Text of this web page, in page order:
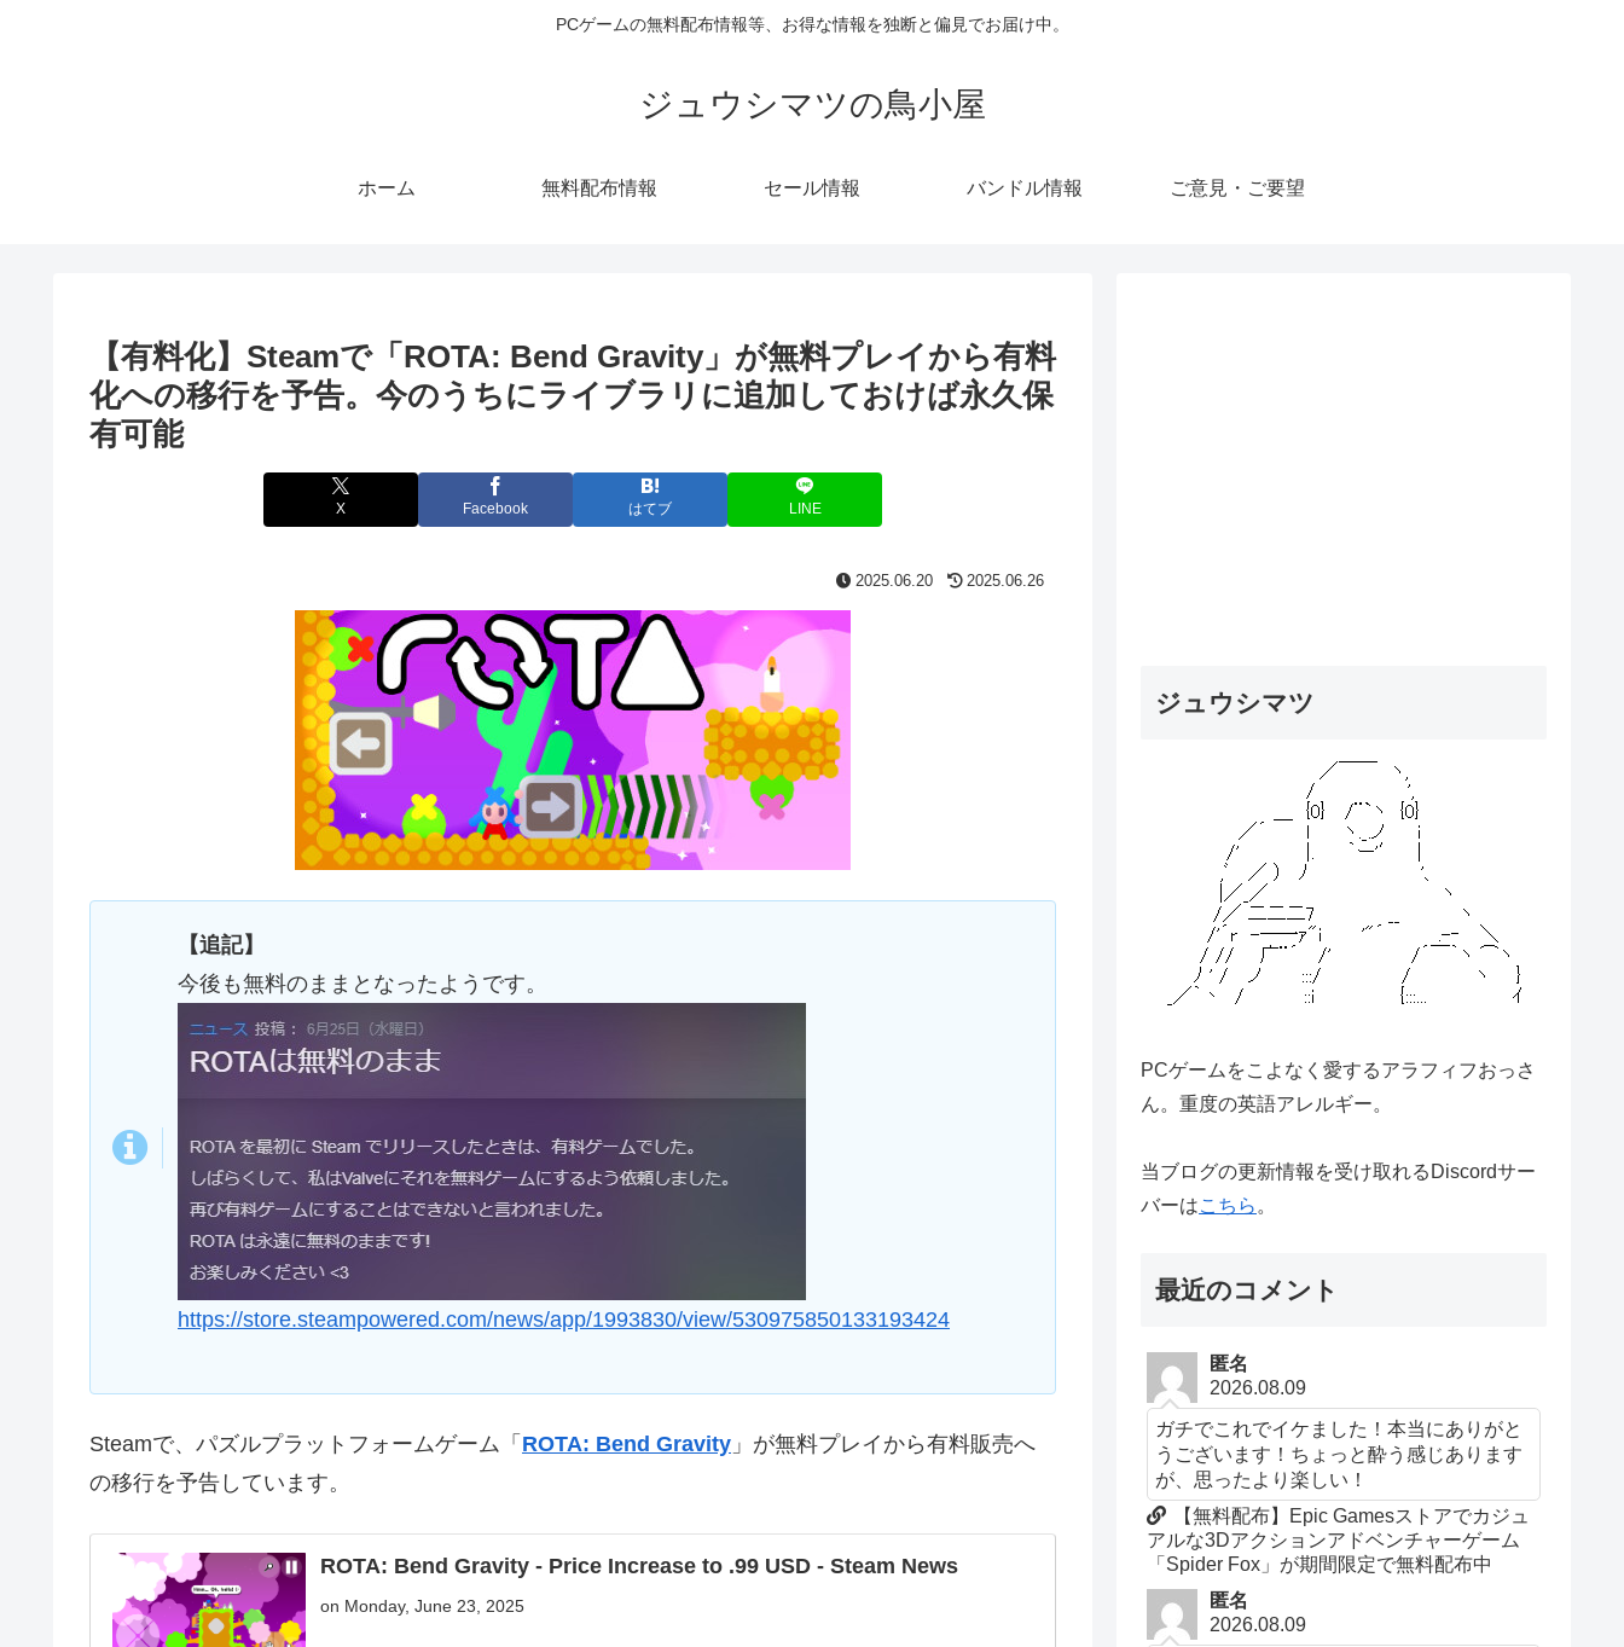
PCゲームの無料配布情報等、お得な情報を独断と偏見でお届け中。
ジュウシマツの鳥小屋
ホーム 無料配布情報 セール情報 バンドル情報 ご意見・ご要望
【有料化】Steamで「ROTA: Bend Gravity」が無料プレイから有料
化への移行を予告。今のうちにライブラリに追加しておけば永久保
有可能
X Facebook はてブ LINE
2025.06.20 2025.06.26
【追記】
今後も無料のままとなったようです。
https://store.steampowered.com/news/app/1993830/view/530975850133193424
Steamで、パズルプラットフォームゲーム「 ROTA: Bend Gravity 」が無料プレイから有料販売へ
の移行を予告しています。
ROTA: Bend Gravity - Price Increase to .99 USD - Steam News
on Monday, June 23, 2025
ジュウシマツ
PCゲームをこよなく愛するアラフィフおっさ
ん。重度の英語アレルギー。
当ブログの更新情報を受け取れるDiscordサー
バーはこちら 。
最近のコメント
匿名
2026.08.09
ガチでこれでイケました！本当にありがと
うございます！ちょっと酔う感じあります
が、思ったより楽しい！
【無料配布】Epic Gamesストアでカジュ
アルな3Dアクションアドベンチャーゲーム
「Spider Fox」が期間限定で無料配布中
匿名
2026.08.09